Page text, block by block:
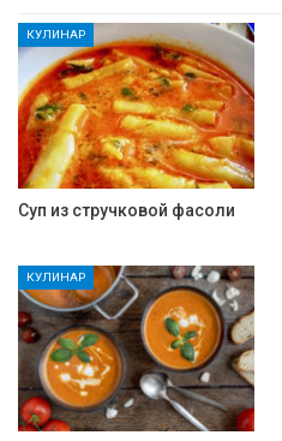
КУЛИНАР
Суп из стручковой фасоли
КУЛИНАР